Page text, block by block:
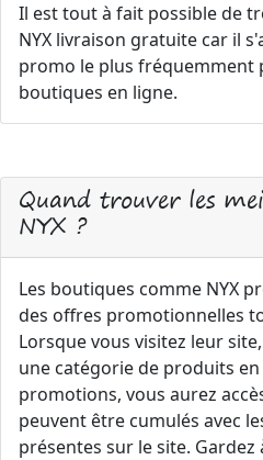
Il est tout à fait possible de
NYX livraison gratuite car il
promo le plus fréquemment
boutiques en ligne.
Quand trouver les
NYX ?
Les boutiques comme NYX
des offres promotionnelles
Lorsque vous visitez leur
une catégorie de produits
promotions, vous aurez
peuvent être cumulés avec
présentes sur le site.